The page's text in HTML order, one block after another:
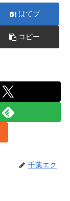
はてブ
コピー
千葉エク